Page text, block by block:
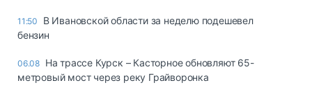
11:50
В Ивановской области за неделю подешевел
бензин
06.08 На трассе Курск – Касторное обновляют 65-
метровый мост через реку Грайворонка